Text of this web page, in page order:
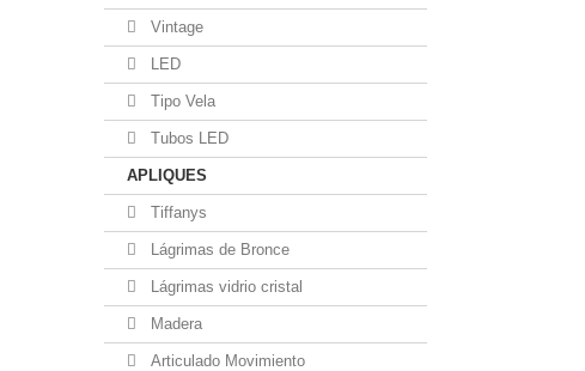
Vintage
LED
Tipo Vela
Tubos LED
APLIQUES
Tiffanys
Lágrimas de Bronce
Lágrimas vidrio cristal
Madera
Articulado Movimiento